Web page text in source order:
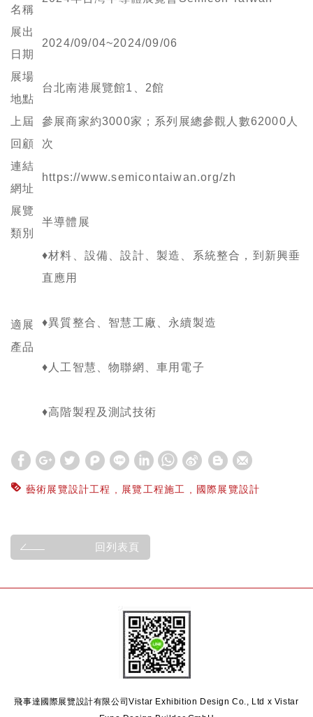
名稱
展出
日期
2024/09/04~2024/09/06
展場
地點
台北南港展覽館1、2館
上屆
回顧
參展商家約3000家；系列展總參觀人數62000人
次
連結
網址
https://www.semicontaiwan.org/zh
展覽
類別
半導體展
適展
產品
♦材料、設備、設計、製造、系統整合，到新興垂
直應用
♦異質整合、智慧工廠、永續製造
♦人工智慧、物聯網、車用電子
♦高階製程及測試技術
藝術展覽設計工程 展覽工程施工 國際展覽設計
回列表頁
飛事達國際展覽設計有限公司Vistar Exhibition Design Co., Ltd x Vistar